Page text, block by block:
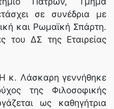
σε συνέδρια με
και Ρωμαϊκή Σπάρτη.
του ΔΣ της Εταιρείας
κ. Λάσκαρη γεννήθηκε
της Φιλοσοφικής
ως καθηγήτρια